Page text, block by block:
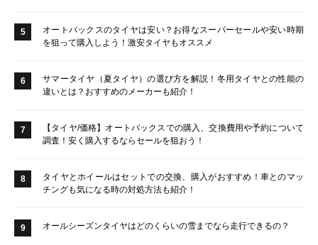
5
オートバックスのタイヤは安い？お得なスーパーセールや安い時期
を狙って購入しよう！激安タイヤもオススメ
6
サマータイヤ（夏タイヤ）の選び方を解説！冬用タイヤとの性能の
違いとは？おすすめのメーカーも紹介！
7
【タイヤ/価格】オートバックスでの購入、交換費用や予約について
調査！安く購入するならセールを狙おう！
8
タイヤとホイールはセットでの交換、購入がおすすめ！車とのマッ
チングも気になる時の対処方法も紹介！
9 オールシーズンタイヤはどのくらいの雪までなら走行できるの？